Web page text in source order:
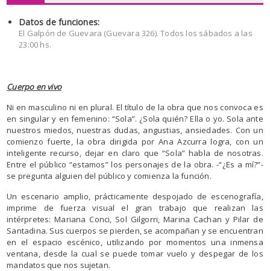
Datos de funciones:
El Galpón de Guevara (Guevara 326). Todos los sábados a las
23:00 hs.
Cuerpo en vivo
Ni en masculino ni en plural. El título de la obra que nos convoca es
en singular y en femenino: “Sola”. ¿Sola quién? Ella o yo. Sola ante
nuestros miedos, nuestras dudas, angustias, ansiedades. Con un
comienzo fuerte, la obra dirigida por Ana Azcurra logra, con un
inteligente recurso, dejar en claro que “Sola” habla de nosotras.
Entre el público “estamos” los personajes de la obra. -“¿Es a mí?”-
se pregunta alguien del público y comienza la función.
Un escenario amplio, prácticamente despojado de escenografía,
imprime de fuerza visual el gran trabajo que realizan las
intérpretes: Mariana Conci, Sol Gilgorri, Marina Cachan y Pilar de
Santadina. Sus cuerpos se pierden, se acompañan y se encuentran
en el espacio escénico, utilizando por momentos una inmensa
ventana, desde la cual se puede tomar vuelo y despegar de los
mandatos que nos sujetan.